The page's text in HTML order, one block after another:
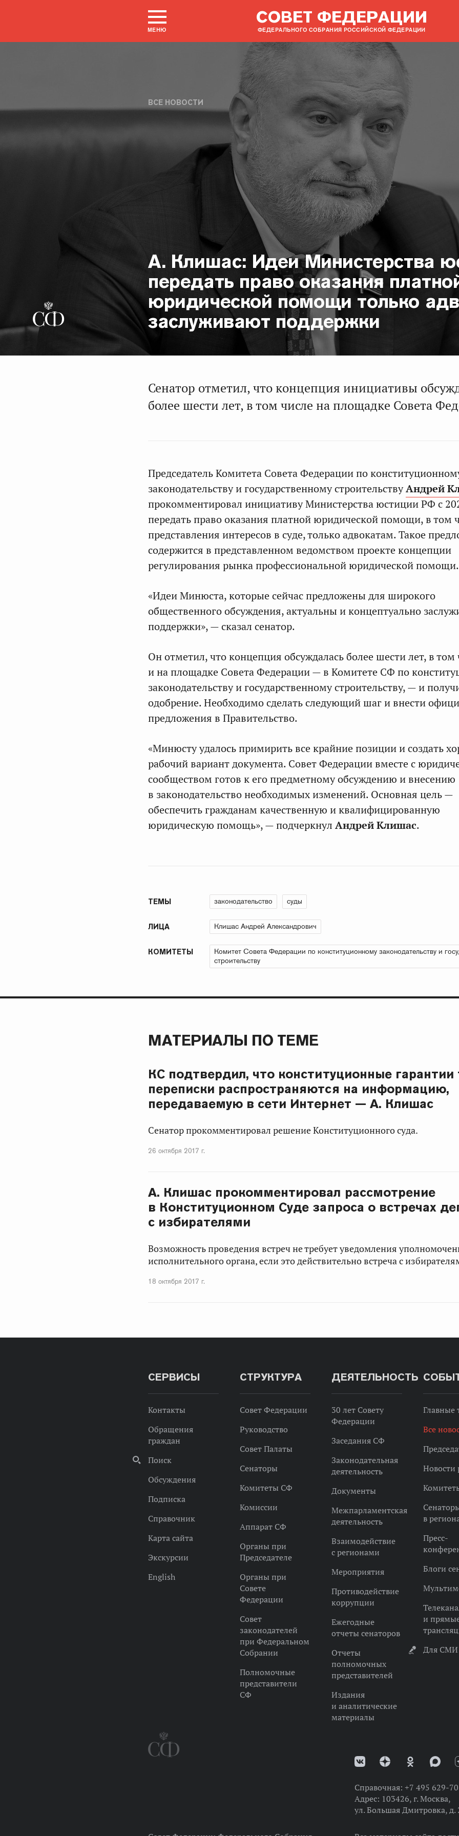
МЕНЮ
СОВЕТ ФЕДЕРАЦИИ
ФЕДЕРАЛЬНОГО СОБРАНИЯ РОССИЙСКОЙ ФЕДЕРАЦИИ
ВСЕ НОВОСТИ
А. Клишас: Идеи Министерства
передать право оказания
юридической помощи только
заслуживают поддержки
Сенатор отметил, что концепция инициативы
более шести лет, в том числе на площадке Совета
Председатель Комитета Совета Федерации по
законодательству и государственному строительствуАндрей
прокомментировал инициативу Министерства юстиции РФ с
передать право оказания платной юридической помощи, в том
представления интересов в суде, только адвокатам. Такое
содержится в представленном ведомством проекте концепции
регулирования рынка профессиональной юридической помощи.
«Идеи Минюста, которые сейчас предложены для широкого
общественного обсуждения, актуальны и концептуально
поддержки», — сказал сенатор.
Он отметил, что концепция обсуждалась более шести лет, в том
и на площадке Совета Федерации — в Комитете СФ по
законодательству и государственному строительству, — и
одобрение. Необходимо сделать следующий шаг и внести
предложения в Правительство.
«Минюсту удалось примирить все крайние позиции и создать
рабочий вариант документа. Совет Федерации вместе с
сообществом готов к его предметному обсуждению и внесению
в законодательство необходимых изменений. Основная цель —
обеспечить гражданам качественную и квалифицированную
юридическую помощь», — подчеркнул Андрей Клишас.
ТЕМЫ законодательство суды
ЛИЦА Клишас Андрей Александрович
КОМИТЕТЫ
Комитет Совета Федерации по конституционному законодательству и
строительству
МАТЕРИАЛЫ ПО ТЕМЕ
КС подтвердил, что конституционные гарантии
переписки распространяются на информацию,
передаваемую в сети Интернет — А. Клишас
Сенатор прокомментировал решение Конституционного суда.
26 октября 2017 г.
А. Клишас прокомментировал рассмотрение
в Конституционном Суде запроса о встречах
с избирателями
Возможность проведения встреч не требует уведомления
исполнительного органа, если это действительно встреча с
18 октября 2017 г.
СЕРВИСЫ
Контакты
Обращения
граждан
Поиск
Обсуждения
Подписка
Справочник
Карта сайта
Экскурсии
English
СТРУКТУРА
Совет Федерации
Руководство
Совет Палаты
Сенаторы
Комитеты СФ
Комиссии
Аппарат СФ
Органы при
Председателе
Органы при
Совете
Федерации
Совет
законодателей
при Федеральном
Собрании
Полномочные
представители
СФ
ДЕЯТЕЛЬНОСТЬ
30 лет Совету
Федерации
Заседания СФ
Законодательная
деятельность
Документы
Межпарламентская
деятельность
Взаимодействие
с регионами
Мероприятия
Противодействие
коррупции
Ежегодные
отчеты сенаторов
Отчеты
полномочных
представителей
Издания
и аналитические
материалы
Главные
Все
Новости
в
Пресс-
Блоги
и
Для СМИ
Справочная: +7 495 629-
Адрес: 103426, г. Москва,
ул. Большая Дмитровка, д.